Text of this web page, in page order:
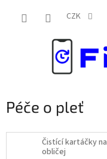
CZK
Péče o pleť
Čistící kartáčky na
obličej